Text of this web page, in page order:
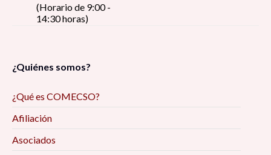
(Horario de 9:00 -
14:30 horas)
¿Quiénes somos?
¿Qué es COMECSO?
Afiliación
Asociados